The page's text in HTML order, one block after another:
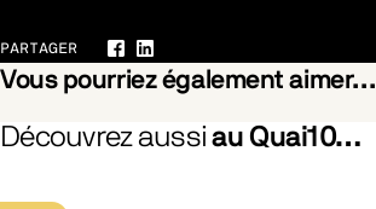
PARTAGER
Facebook
LinkedIn
Vous pourriez également aimer…
Branches Drops the Withered Blossom
Pride
Découvrez aussiau Quai10…